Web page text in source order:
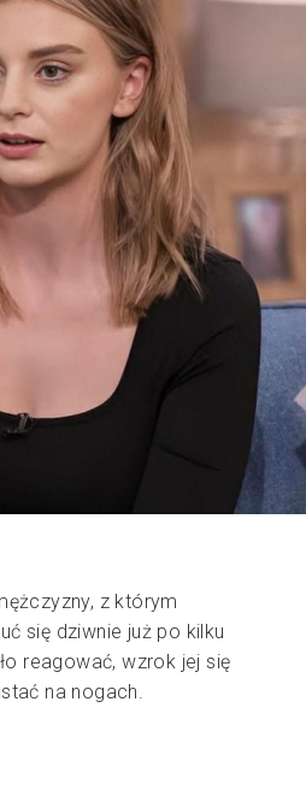
z którym
się dziwnie już po kilku
reagować, wzrok jej się
na nogach.